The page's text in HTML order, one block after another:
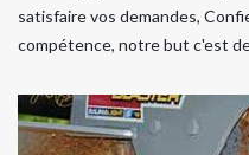
satisfaire vos demandes,
compétence, notre but c'est